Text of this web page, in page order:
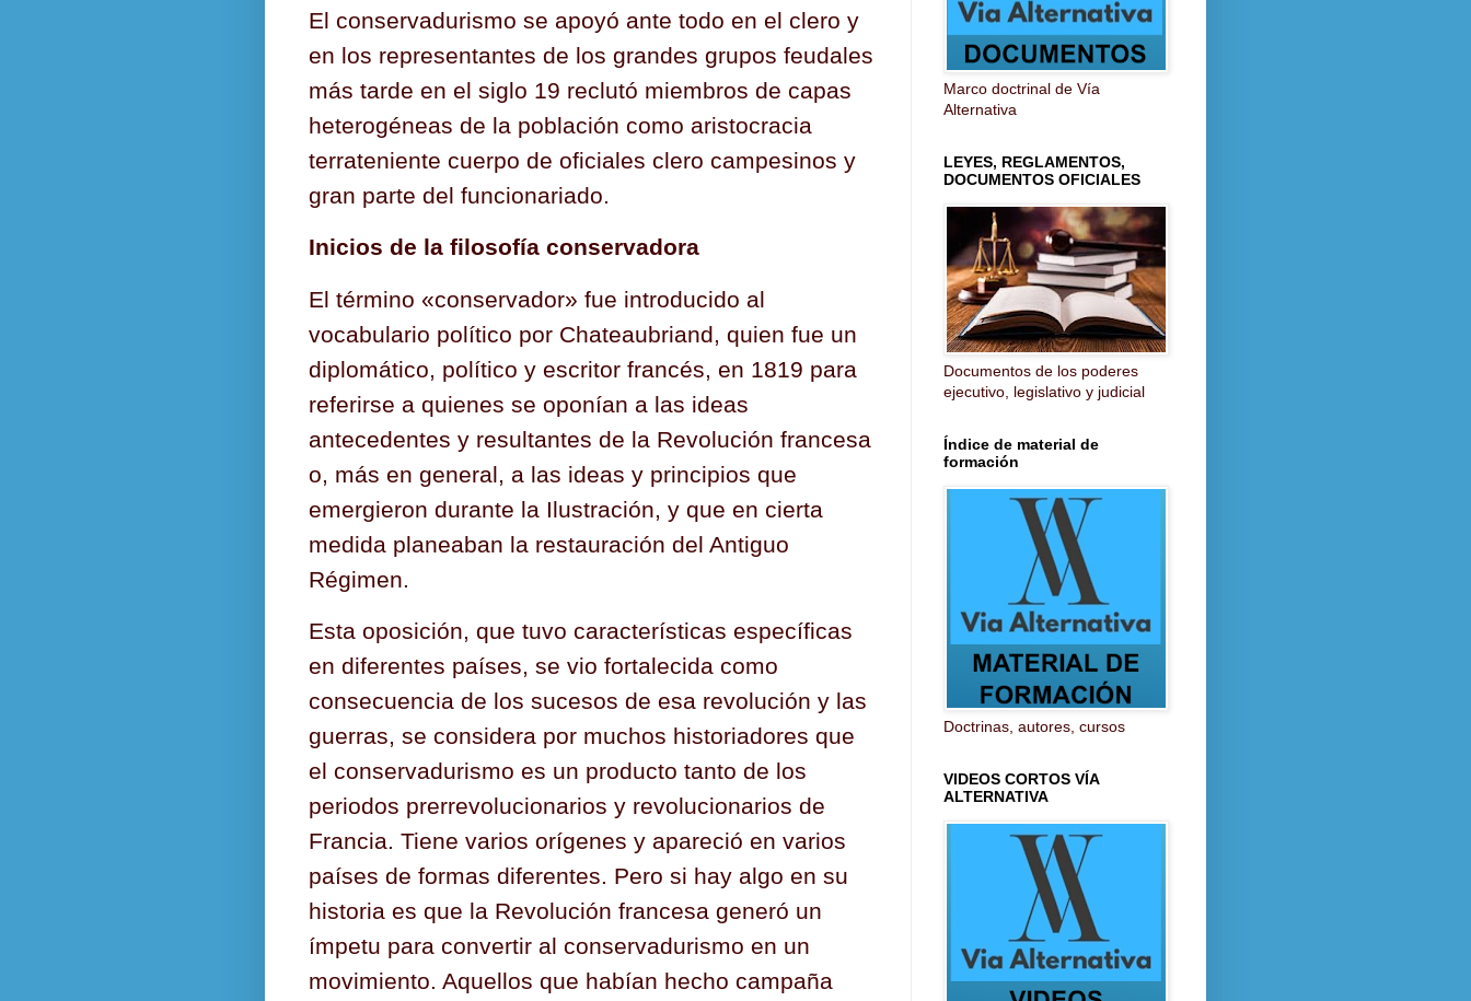
El conservadurismo se apoyó ante todo en el clero y
en los representantes de los grandes grupos feudales
más tarde en el siglo 19 reclutó miembros de capas
heterogéneas de la población como aristocracia
terrateniente cuerpo de oficiales clero campesinos y
gran parte del funcionariado.
Inicios de la filosofía conservadora
El término «conservador» fue introducido al
vocabulario político por Chateaubriand, quien fue un
diplomático, político y escritor francés, en 1819 para
referirse a quienes se oponían a las ideas
antecedentes y resultantes de la Revolución francesa
o, más en general, a las ideas y principios que
emergieron durante la Ilustración, y que en cierta
medida planeaban la restauración del Antiguo
Régimen.
Esta oposición, que tuvo características específicas
en diferentes países, se vio fortalecida como
consecuencia de los sucesos de esa revolución y las
guerras, se considera por muchos historiadores que
el conservadurismo es un producto tanto de los
periodos prerrevolucionarios y revolucionarios de
Francia. Tiene varios orígenes y apareció en varios
países de formas diferentes. Pero si hay algo en su
historia es que la Revolución francesa generó un
ímpetu para convertir al conservadurismo en un
movimiento. Aquellos que habían hecho campaña
Marco doctrinal de Vía
Alternativa
LEYES, REGLAMENTOS,
DOCUMENTOS OFICIALES
Documentos de los poderes
ejecutivo, legislativo y judicial
Índice de material de
formación
Doctrinas, autores, cursos
VIDEOS CORTOS VÍA
ALTERNATIVA